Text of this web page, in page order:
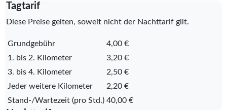
Tagtarif
Diese Preise gelten, soweit nicht der Nachttarif gilt.
Grundgebühr
4,00 €
1. bis 2. Kilometer
3,20 €
3. bis 4. Kilometer
2,50 €
Jeder weitere Kilometer
2,20 €
Stand-/Wartezeit (pro Std.) 40,00 €